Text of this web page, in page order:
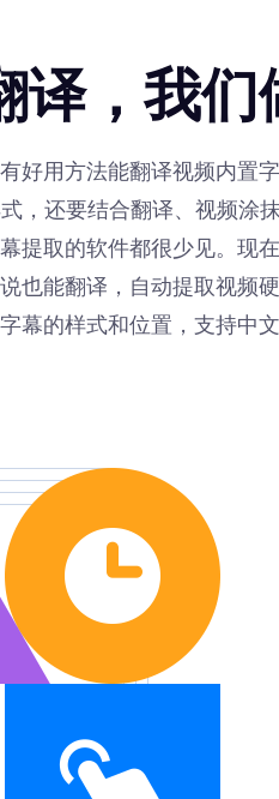
译，我们
好用方法能翻译视频内置
，还要结合翻译、视频涂
提取的软件都很少见。现
也能翻译，自动提取视频
幕的样式和位置，支持中文